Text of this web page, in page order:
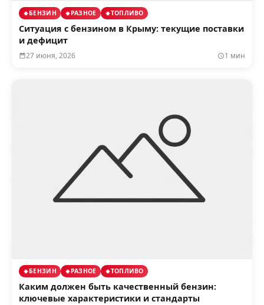
БЕНЗИН РАЗНОЕ ТОПЛИВО
Ситуация с бензином в Крыму: текущие поставки
и дефицит
27 июня, 2026 1 мин
БЕНЗИН РАЗНОЕ ТОПЛИВО
Каким должен быть качественный бензин:
ключевые характеристики и стандарты